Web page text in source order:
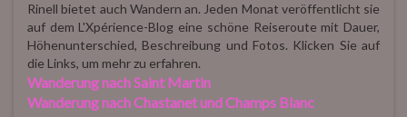
Rinell bietet auch Wandern an. Jeden Monat veröffentlicht sie
auf dem L'Xpérience-Blog eine schöne Reiseroute mit Dauer,
Höhenunterschied, Beschreibung und Fotos. Klicken Sie auf
die Links, um mehr zu erfahren.
Wanderung nach Saint Martin
Wanderung nach Chastanet und Champs Blanc